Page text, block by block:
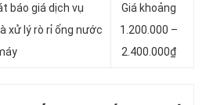
báo giá dịch vụ
xử lý rò rỉ ống nước
Giá khoảng
1.200.000 –
2.400.000₫